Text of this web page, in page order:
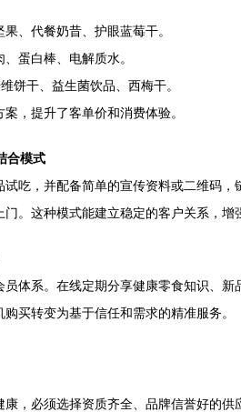
果、代餐奶昔、护眼蓝莓干。
、蛋白棒、电解质水。
饼干、益生菌饮品、西梅干。
，提升了客单价和消费体验。
合模式
吃，并配备简单的宣传资料或二维码
。这种模式能建立稳定的客户关系，增
体系。在线定期分享健康零食知识、
买转变为基于信任和需求的精准服务。
康，必须选择资质齐全、品牌信誉好的